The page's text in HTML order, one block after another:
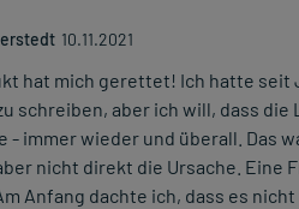
10.11.2021
hat mich gerettet! Ich hatte seit
schreiben, aber ich will, dass
- immer wieder und überall. Das
nicht direkt die Ursache. Eine
Anfang dachte ich, dass es